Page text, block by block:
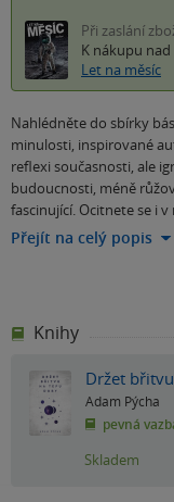
Při zaslání
K nákupu nad
Let na měsíc
Nahlédněte do sbírky
minulosti, inspirované
reflexi současnosti, ale
budoucnosti, méně
fascinující. Ocitnete se i
Přejít na celý popis
Knihy
Držet
Adam Pýcha
pevná
Skladem